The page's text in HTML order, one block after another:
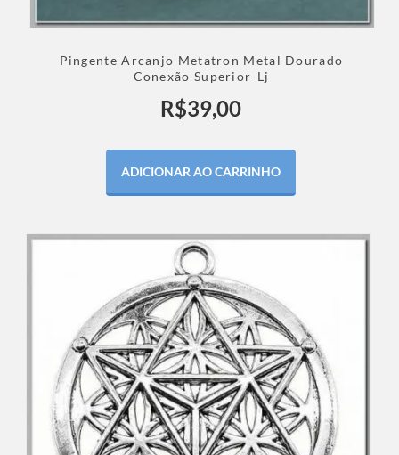
Pingente Arcanjo Metatron Metal Dourado
Conexão Superior-Lj
R$39,00
ADICIONAR AO CARRINHO